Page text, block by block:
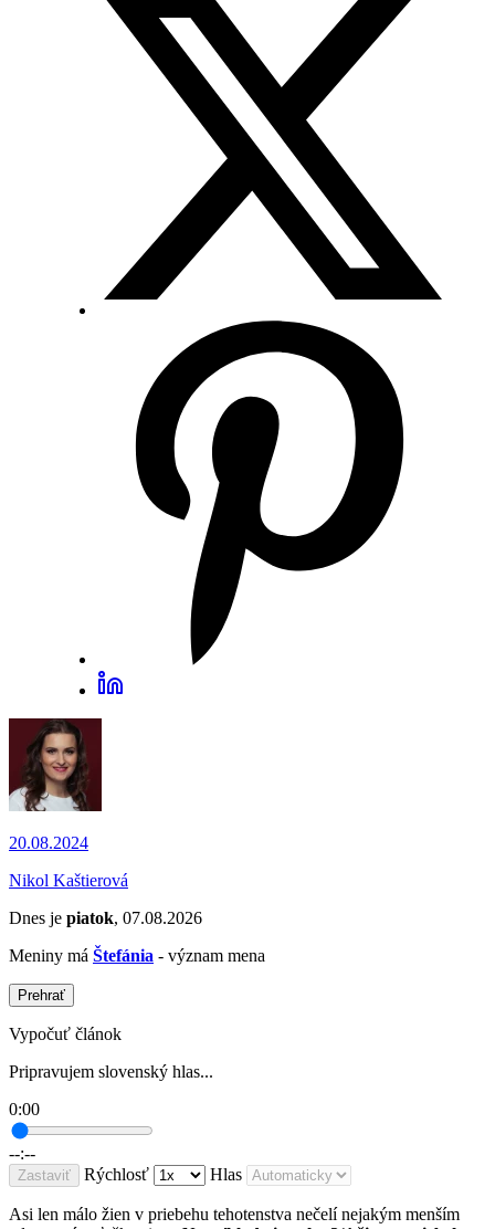
20.08.2024
Nikol Kaštierová
Dnes je piatok, 07.08.2026
Meniny má Štefánia - význam mena
Prehrať
Vypočuť článok
Pripravujem slovenský hlas...
0:00
--:--
Zastaviť Rýchlosť Hlas
Asi len málo žien v priebehu tehotenstva nečelí nejakým menším